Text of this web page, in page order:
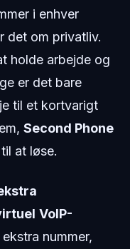
i enhver
det om privatliv.
holde arbejde og
er det bare
til et kortvarigt
Second Phone
at løse.
VoIP-
nummer,